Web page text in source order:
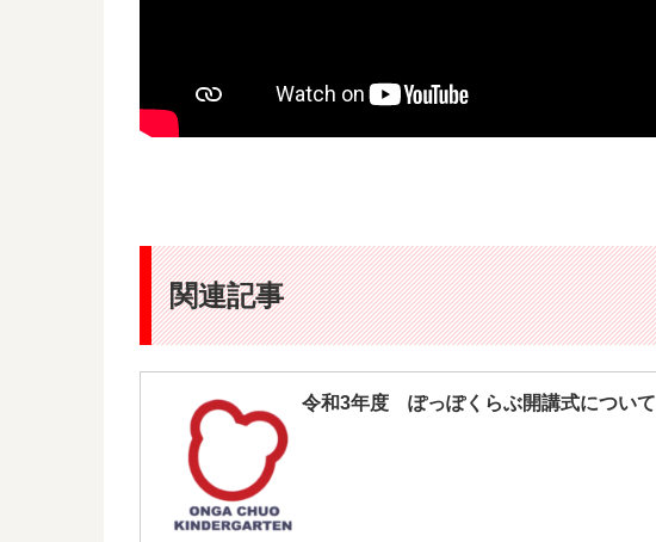
関連記事
令和3年度 ぽっぽくらぶ開講式について